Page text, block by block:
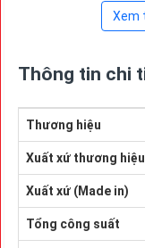
Xem
Thông tin chi
Thương hiệu
Xuất xứ thương hiệu
Xuất xứ (Made in)
Tổng công suất